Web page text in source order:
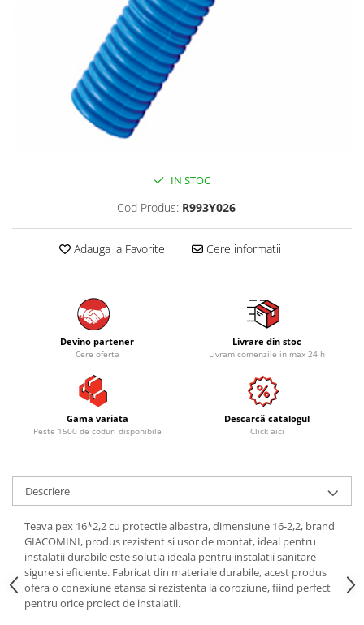
IN STOC
Cod Produs: R993Y026
Adauga la Favorite Cere informatii
Devino partener
Cere oferta
Livrare din stoc
Livram comenzile in max 24 h
Gama variata
Peste 1500 de coduri disponibile
Descarcă catalogul
Click aici
Descriere
Teava pex 16*2,2 cu protectie albastra, dimensiune 16-2,2, brand
GIACOMINI, produs rezistent si usor de montat, ideal pentru
instalatii durabile este solutia ideala pentru instalatii sanitare
sigure si eficiente. Fabricat din materiale durabile, acest produs
ofera o conexiune etansa si rezistenta la coroziune, fiind perfect
pentru orice proiect de instalatii.